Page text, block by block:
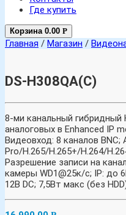
Где купить
Корзина 0.00 Р
Главная / Магазин /
DS-H308QA(C)
8-ми канальный гибридный
аналоговых в Enhanced IP
Видеовход: 8 каналов
Pro/H.265/H.265+/H.264/
Разрешение записи на
камеры WD1@25к/с; IP: до
12В DC; 7,5Вт макс (без